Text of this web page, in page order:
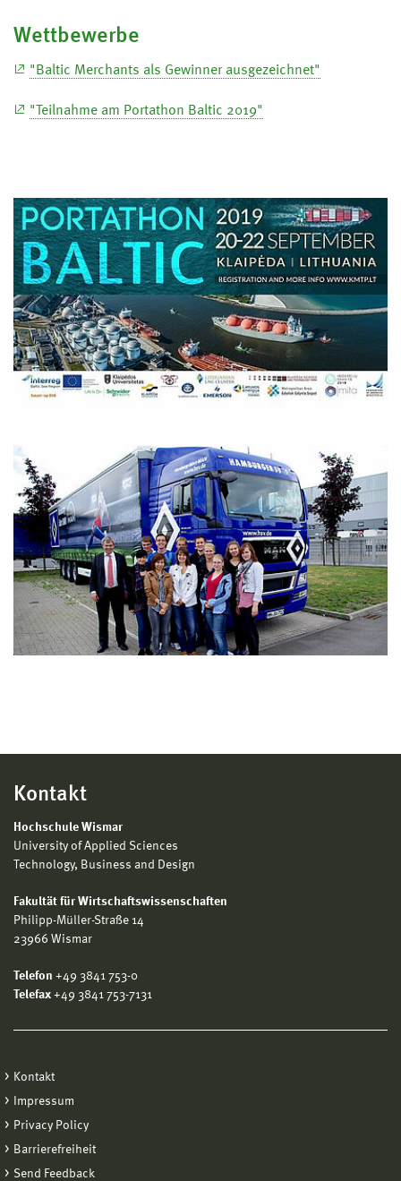
Wettbewerbe
"Baltic Merchants als Gewinner ausgezeichnet"
"Teilnahme am Portathon Baltic 2019"
Kontakt
Hochschule Wismar
University of Applied Sciences
Technology, Business and Design
Fakultät für Wirtschaftswissenschaften
Philipp-Müller-Straße 14
23966 Wismar
Telefon +49 3841 753-0
Telefax +49 3841 753-7131
Kontakt
Impressum
Privacy Policy
Barrierefreiheit
Send Feedback